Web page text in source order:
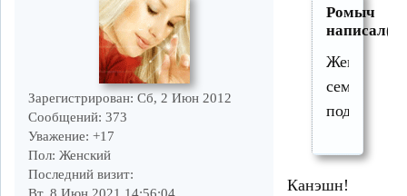
Зарегистрирован: Сб, 2 Июн 2012
Сообщений: 373
Уважение: +17
Пол: Женский
Последний визит:
Ромыч
Женька
семечками
Канэшн!